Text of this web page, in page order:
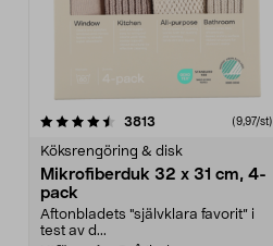
3813 (9,97/st)
Köksrengöring & disk
Mikrofiberduk 32 x 31 cm, 4-
pack
Aftonbladets "självklara favorit” i
test av d...
4.0av 5 stjärnor